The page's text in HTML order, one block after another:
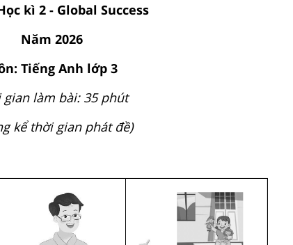
kì 2 - Global Success
Năm 2026
Tiếng Anh lớp 3
gian làm bài: 35 phút
kể thời gian phát đề)